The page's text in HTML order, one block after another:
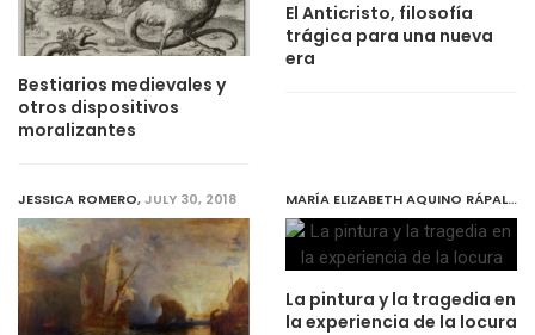
Bestiarios medievales y
otros dispositivos
moralizantes
El Anticristo, filosofía
trágica para una nueva
era
JESSICA ROMERO,JULY 30, 2018 MARÍA ELIZABETH AQUINO RÁPALO
La pintura y la tragedia en
la experiencia de la locura